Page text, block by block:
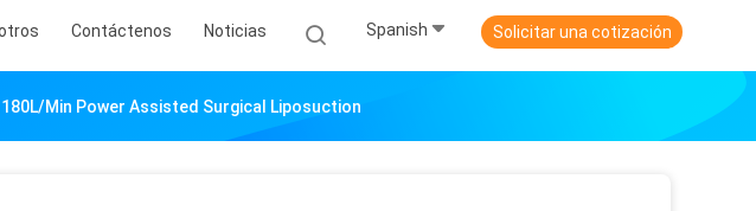
Contáctenos Noticias Spanish Solicitar una cotización
Min Power Assisted Surgical Liposuction